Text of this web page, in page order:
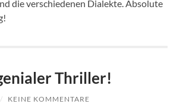
die verschiedenen Dialekte. Absolute
Thriller!
/ KEINE KOMMENTARE